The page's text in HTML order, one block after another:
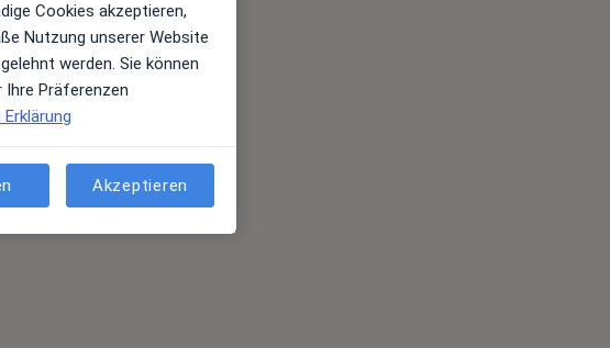
Cookies akzeptieren,
Nutzung unserer Website
werden. Sie können
Ihre Präferenzen
Akzeptieren